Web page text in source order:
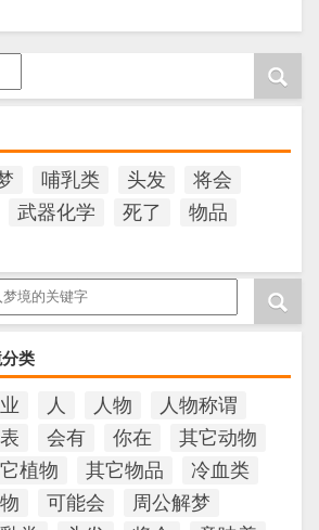
哺乳类 头发
将会
武器化学 死了 物品
境的关键字
类
人 人物
人物称谓
会有 你在
其它动物
植物
其它物品
冷血类
可能会
周公解梦